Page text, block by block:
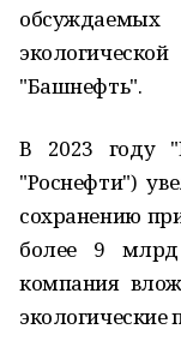
"Башнефть".
В 2023 году
"Роснефти")
сохранению
более 9
компания
экологические